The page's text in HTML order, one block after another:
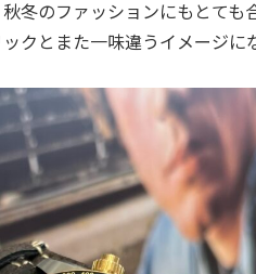
冬のファッションにもとても
クとまた一味違うイメージに